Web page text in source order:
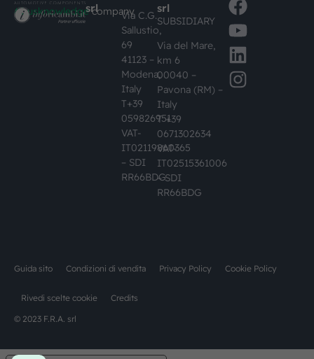
#busknowledgecompany
srl
Via C.G.
Sallustio,
69
41123 –
Modena,
Italy
T+39
059826951
VAT-
IT02119860365
– SDI
RR66BDG
srl
SUBSIDIARY
Via del Mare,
km 6
00040 –
Pavona (RM) –
Italy
T +39
0671302634
VAT-
IT02515361006
– SDI
RR66BDG
© 2023 F.R.A. srl
Guida sito Condizioni di vendita Privacy Policy Cookie Policy
Rivedi scelte cookie Credits